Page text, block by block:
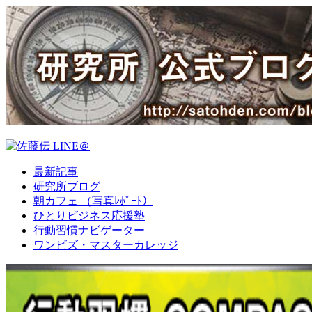
最新記事
研究所ブログ
朝カフェ （写真ﾚﾎﾟｰﾄ）
ひとりビジネス応援塾
行動習慣ナビゲーター
ワンビズ・マスターカレッジ